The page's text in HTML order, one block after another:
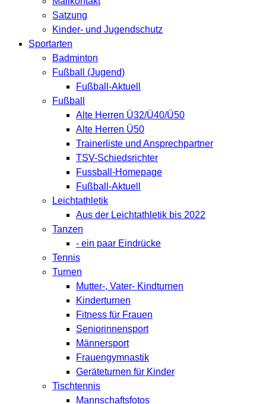
Satzung
Kinder- und Jugendschutz
Sportarten
Badminton
Fußball (Jugend)
Fußball-Aktuell
Fußball
Alte Herren Ü32/Ü40/Ü50
Alte Herren Ü50
Trainerliste und Ansprechpartner
TSV-Schiedsrichter
Fussball-Homepage
Fußball-Aktuell
Leichtathletik
Aus der Leichtathletik bis 2022
Tanzen
- ein paar Eindrücke
Tennis
Turnen
Mutter-, Vater- Kindturnen
Kinderturnen
Fitness für Frauen
Seniorinnensport
Männersport
Frauengymnastik
Geräteturnen für Kinder
Tischtennis
Mannschaftsfotos